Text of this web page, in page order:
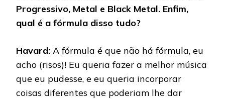
Progressivo, Metal e Black Metal. Enfim,
qual é a fórmula disso tudo?
Havard: A fórmula é que não há fórmula, eu
acho (risos)! Eu queria fazer a melhor música
que eu pudesse, e eu queria incorporar
coisas diferentes que poderiam lhe dar